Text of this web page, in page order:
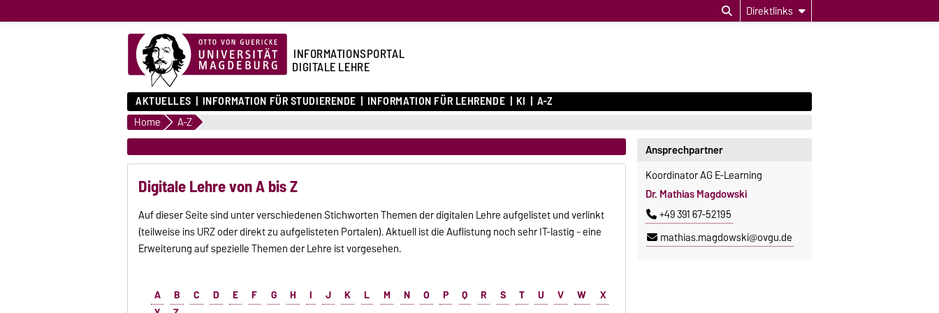
Direktlinks
INFORMATIONSPORTAL
DIGITALE LEHRE
AKTUELLES INFORMATION FÜR STUDIERENDE INFORMATION FÜR LEHRENDE KI A-Z
Home A-Z
Digitale Lehre von A bis Z
Auf dieser Seite sind unter verschiedenen Stichworten Themen der digitalen Lehre aufgelistet und verlinkt
(teilweise ins URZ oder direkt zu aufgelisteten Portalen). Aktuell ist die Auflistung noch sehr IT-lastig - eine
Erweiterung auf spezielle Themen der Lehre ist vorgesehen.
A B C D E F G H I J K L M N O P Q R S T U V W
X
Ansprechpartner
Koordinator AG E-Learning
Dr. Mathias Magdowski
+49 391 67-52195
mathias.magdowski@ovgu.de